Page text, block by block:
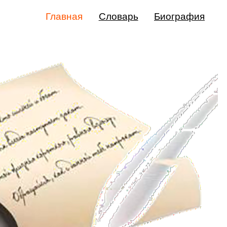
Главная Словарь Биография